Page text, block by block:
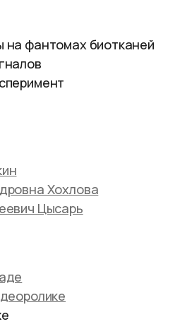
на фантомах биотканей
Хохлова
Цысарь